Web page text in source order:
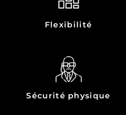
Flexibilité
Sécurité physique